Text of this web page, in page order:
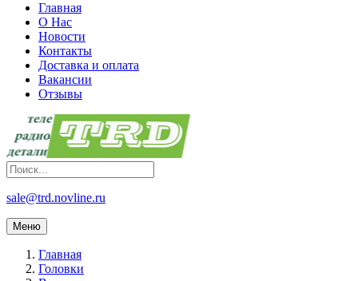
Главная
О Нас
Новости
Контакты
Доставка и оплата
Вакансии
Отзывы
sale@trd.novline.ru
Меню
Главная
Головки